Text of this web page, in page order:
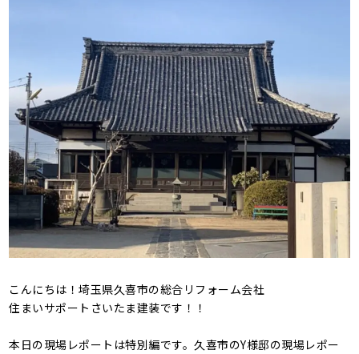
こんにちは！埼玉県久喜市の総合リフォーム会社
住まいサポートさいたま建装です！！
本日の現場レポートは特別編です。久喜市のY様邸の現場レポー